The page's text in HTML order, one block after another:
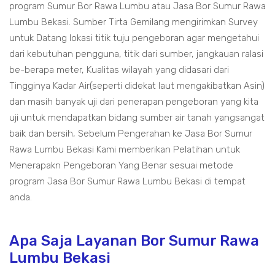
program Sumur Bor Rawa Lumbu atau Jasa Bor Sumur Rawa
Lumbu Bekasi. Sumber Tirta Gemilang mengirimkan Survey
untuk Datang lokasi titik tuju pengeboran agar mengetahui
dari kebutuhan pengguna, titik dari sumber, jangkauan ralasi
be-berapa meter, Kualitas wilayah yang didasari dari
Tingginya Kadar Air(seperti didekat laut mengakibatkan Asin)
dan masih banyak uji dari penerapan pengeboran yang kita
uji untuk mendapatkan bidang sumber air tanah yangsangat
baik dan bersih, Sebelum Pengerahan ke Jasa Bor Sumur
Rawa Lumbu Bekasi Kami memberikan Pelatihan untuk
Menerapakn Pengeboran Yang Benar sesuai metode
program Jasa Bor Sumur Rawa Lumbu Bekasi di tempat
anda.
Apa Saja Layanan Bor Sumur Rawa
Lumbu Bekasi